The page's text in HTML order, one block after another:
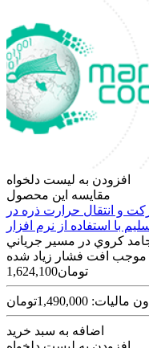
افزودن به لیست دلخواه
مقایسه این محصول
و انتقال حرارت ذره در
کروي در مسير جرياني
1,624,100تومان
1,490,000تومان
اضافه به سبد خرید